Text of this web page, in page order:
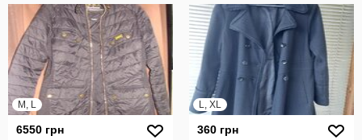
M, L
6550 грн
L, XL
360 грн